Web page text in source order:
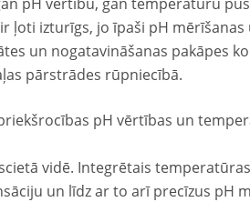
izturīgs, jo īpaši pH mērīšanas
un nogatavināšanas pakāpes
pārstrādes rūpniecībā.
pH vērtības un
vidē. Integrētais
un līdz ar to arī precīzus pH